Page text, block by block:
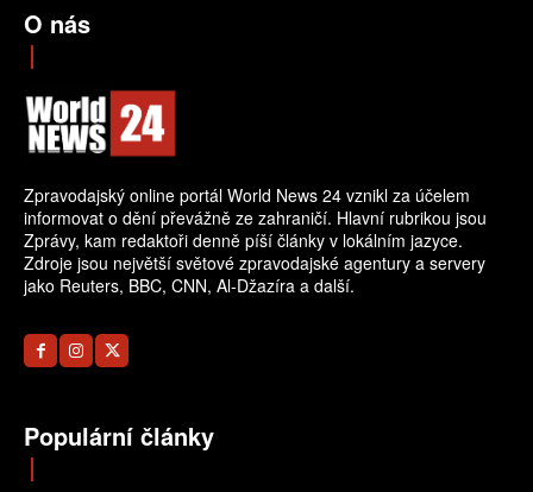
O nás
Zpravodajský online portál World News 24 vznikl za účelem
informovat o dění převážně ze zahraničí. Hlavní rubrikou jsou
Zprávy, kam redaktoři denně píší články v lokálním jazyce.
Zdroje jsou největší světové zpravodajské agentury a servery
jako Reuters, BBC, CNN, Al-Džazíra a další.
Populární články